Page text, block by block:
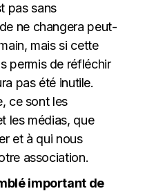
pas sans
ne changera peut-
mais si cette
permis de réfléchir
pas été inutile.
ce sont les
les médias, que
et à qui nous
association.
important de